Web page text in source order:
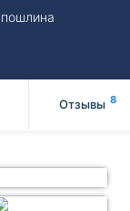
Отзывы 8